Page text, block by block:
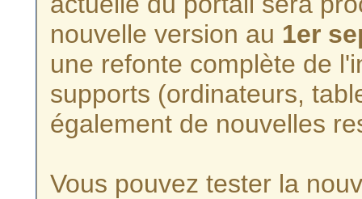
nouvelle version au 1er
une refonte complète de
supports (ordinateurs,
également de nouvelles
Vous pouvez tester la